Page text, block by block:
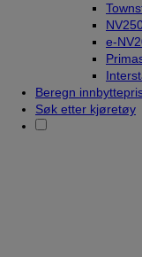
e-
Beregn
Søk etter kjøretøy